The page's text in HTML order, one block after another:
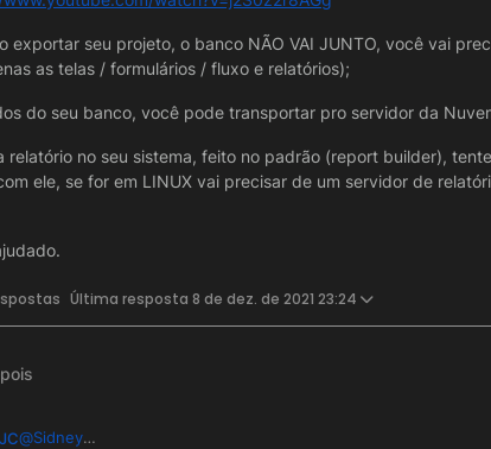
exportar seu projeto, o banco NÃO VAI JUNTO, você vai
as telas / formulários / fluxo e relatórios);
do seu banco, você pode transportar pro servidor da
relatório no seu sistema, feito no padrão (report builder),
ele, se for em LINUX vai precisar de um servidor de
Última resposta 8 de dez. de 2021 23:24
@Sidney